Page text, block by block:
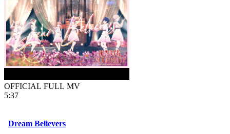
OFFICIAL FULL MV
5:37
Dream Believers